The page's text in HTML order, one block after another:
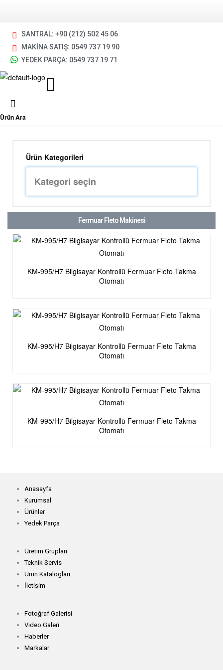
SANTRAL: +90 (212) 502 45 06
MAKİNA SATIŞ: 0549 737 19 90
YEDEK PARÇA: 0549 737 19 71
Ürün Ara
Ürün Kategorileri
Fermuar Fleto Makinesi
KM-995/H7 Bilgisayar Kontrollü Fermuar Fleto Takma
Otomatı
KM-995/H7 Bilgisayar Kontrollü Fermuar Fleto Takma
Otomatı
KM-995/H7 Bilgisayar Kontrollü Fermuar Fleto Takma
Otomatı
Anasayfa
Kurumsal
Ürünler
Yedek Parça
Üretim Grupları
Teknik Servis
Ürün Katalogları
İletişim
Fotoğraf Galerisi
Video Galeri
Haberler
Markalar